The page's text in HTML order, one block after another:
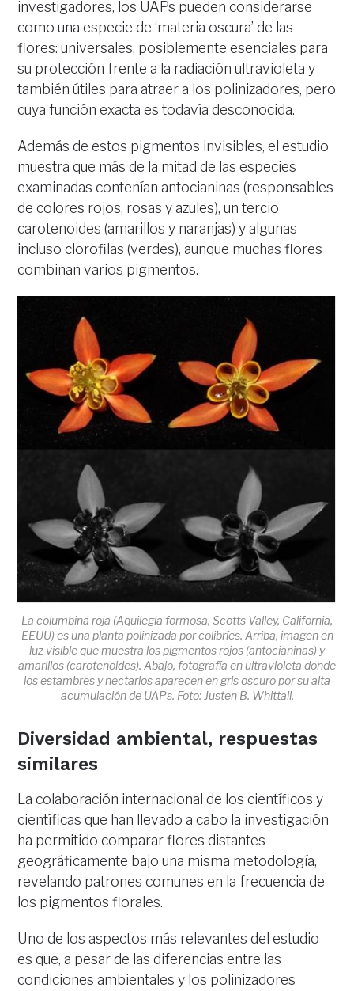
investigadores, los UAPs pueden considerarse
como una especie de ‘materia oscura’ de las
flores: universales, posiblemente esenciales para
su protección frente a la radiación ultravioleta y
también útiles para atraer a los polinizadores, pero
cuya función exacta es todavía desconocida.
Además de estos pigmentos invisibles, el estudio
muestra que más de la mitad de las especies
examinadas contenían antocianinas (responsables
de colores rojos, rosas y azules), un tercio
carotenoides (amarillos y naranjas) y algunas
incluso clorofilas (verdes), aunque muchas flores
combinan varios pigmentos.
La columbina roja (Aquilegia formosa, Scotts Valley, California,
EEUU) es una planta polinizada por colibríes. Arriba, imagen en
luz visible que muestra los pigmentos rojos (antocianinas) y
amarillos (carotenoides). Abajo, fotografía en ultravioleta donde
los estambres y nectarios aparecen en gris oscuro por su alta
acumulación de UAPs. Foto: Justen B. Whittall.
Diversidad ambiental, respuestas
similares
La colaboración internacional de los científicos y
científicas que han llevado a cabo la investigación
ha permitido comparar flores distantes
geográficamente bajo una misma metodología,
revelando patrones comunes en la frecuencia de
los pigmentos florales.
Uno de los aspectos más relevantes del estudio
es que, a pesar de las diferencias entre las
condiciones ambientales y los polinizadores